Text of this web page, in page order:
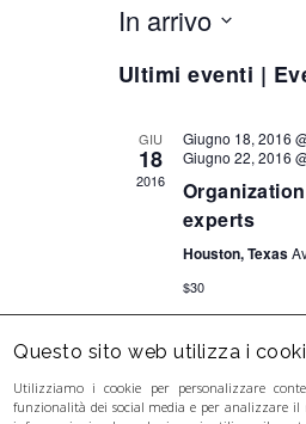
In arrivo
Seleziona
data.
Ultimi eventi |
GIU
18
2016
Giugno 18, 2016
Giugno 22, 2016
experts
Houston, Texas
$30
Questo sito web utilizza i
Utilizziamo i cookie per personalizzare
funzionalità dei social media e per analizzare